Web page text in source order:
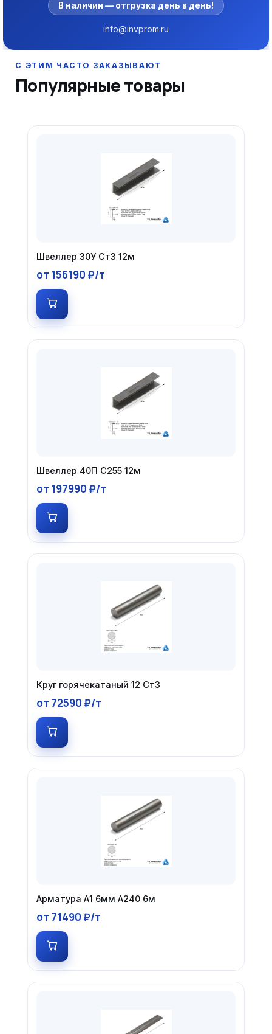
В наличии — отгрузка день в день!
info@invprom.ru
Популярные товары
Швеллер 30У Ст3 12м
от 156190 ₽/т
Швеллер 40П С255 12м
от 197990 ₽/т
Круг горячекатаный 12 Ст3
от 72590 ₽/т
Арматура А1 6мм А240 6м
от 71490 ₽/т